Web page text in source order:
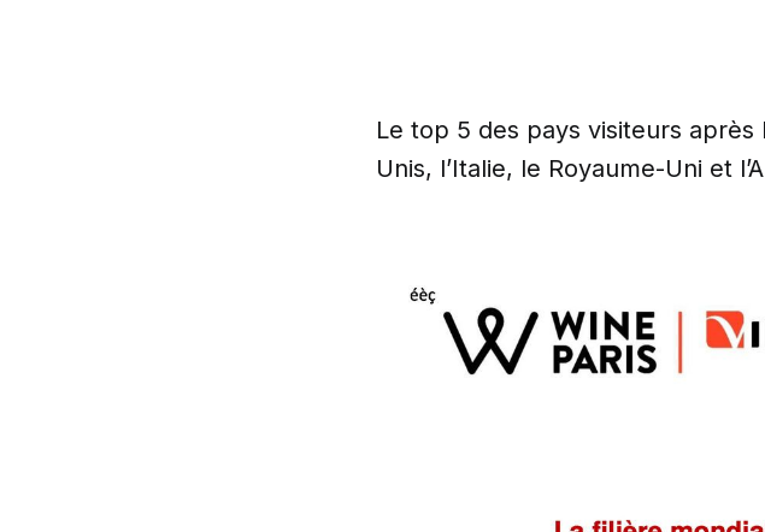
Le top 5 des pays visiteurs
Unis, l’Italie, le Royaume-Uni et